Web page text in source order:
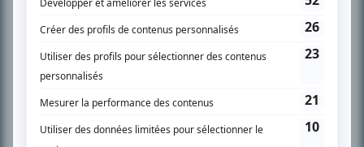
Recherche avancée
À propos
Nous contacter
Termes et conditions
Politique de confidentialité
Gestion du consentement